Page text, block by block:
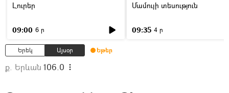
Լուրեր
09:00 6 ր
Մամուլի տեսություն
09:35 4 ր
Երեկ Այսօր Եթեր
ք. Երևան 106.0